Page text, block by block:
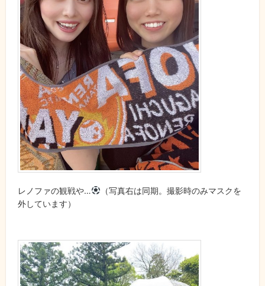
レノファの観戦や…
（写真右は同期。撮影時のみマスクを
外しています）